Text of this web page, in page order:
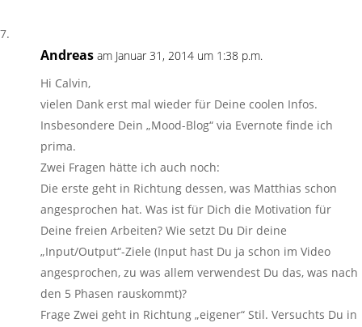
Andreas am Januar 31, 2014 um 1:38 p.m.
Hi Calvin,
vielen Dank erst mal wieder für Deine coolen Infos.
Insbesondere Dein „Mood-Blog“ via Evernote finde ich
prima.
Zwei Fragen hätte ich auch noch:
Die erste geht in Richtung dessen, was Matthias schon
angesprochen hat. Was ist für Dich die Motivation für
Deine freien Arbeiten? Wie setzt Du Dir deine
„Input/Output“-Ziele (Input hast Du ja schon im Video
angesprochen, zu was allem verwendest Du das, was nach
den 5 Phasen rauskommt)?
Frage Zwei geht in Richtung „eigener“ Stil. Versuchts Du in